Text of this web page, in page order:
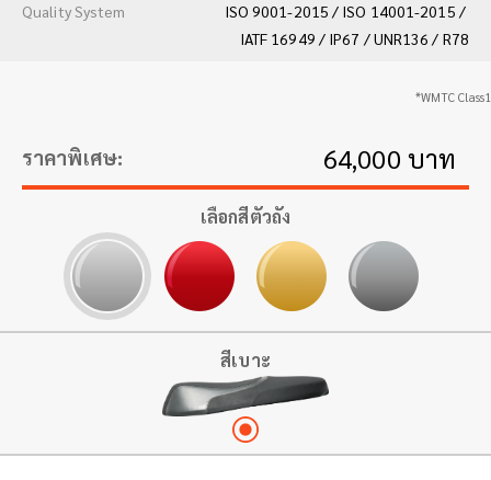
Quality System
ISO 9001-2015 / ISO 14001-2015 /
IATF 16949 / IP67 / UNR136 / R78
*WMTC Class1
ราคาพิเศษ 64,000 บาท
เลือกสีตัวถัง
สีเบาะ